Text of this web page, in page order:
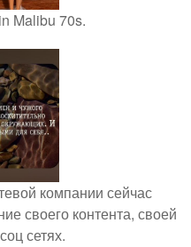
Malibu 70s.
компании сейчас
своего контента, своей
сетях.